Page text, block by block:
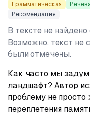
Грамматическая
Рекомендация
В тексте не
Возможно, текст не
были отмечены.
Как часто мы
ландшафт? Автор
проблему не просто
переплетения